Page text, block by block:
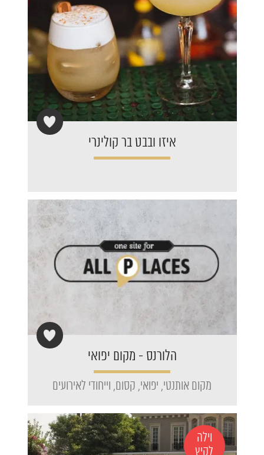
איזו ובבט בר קולינרי
הלורנס - מקום יפואי
מקום אותנטי, יפואי, קסום, וייחודי לאירועים
וילה
לקיץ